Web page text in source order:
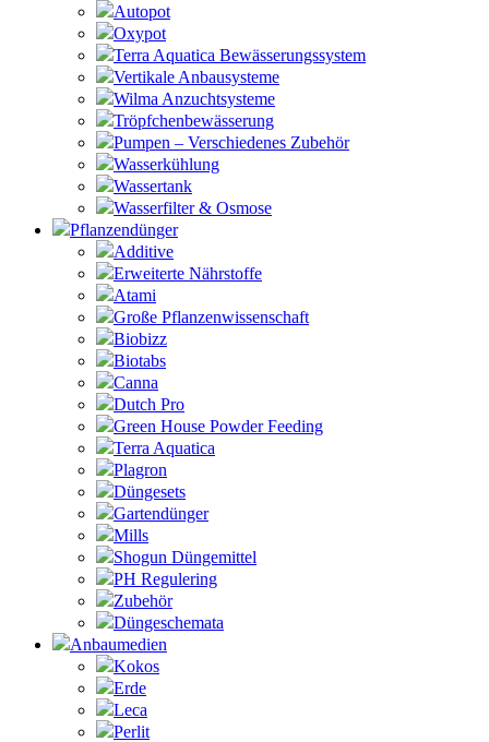
Autopot
Oxypot
Terra Aquatica Bewässerungssystem
Vertikale Anbausysteme
Wilma Anzuchtsysteme
Tröpfchenbewässerung
Pumpen – Verschiedenes Zubehör
Wasserkühlung
Wassertank
Wasserfilter & Osmose
Pflanzendünger
Additive
Erweiterte Nährstoffe
Atami
Große Pflanzenwissenschaft
Biobizz
Biotabs
Canna
Dutch Pro
Green House Powder Feeding
Terra Aquatica
Plagron
Düngesets
Gartendünger
Mills
Shogun Düngemittel
PH Regulering
Zubehör
Düngeschemata
Anbaumedien
Kokos
Erde
Leca
Perlit